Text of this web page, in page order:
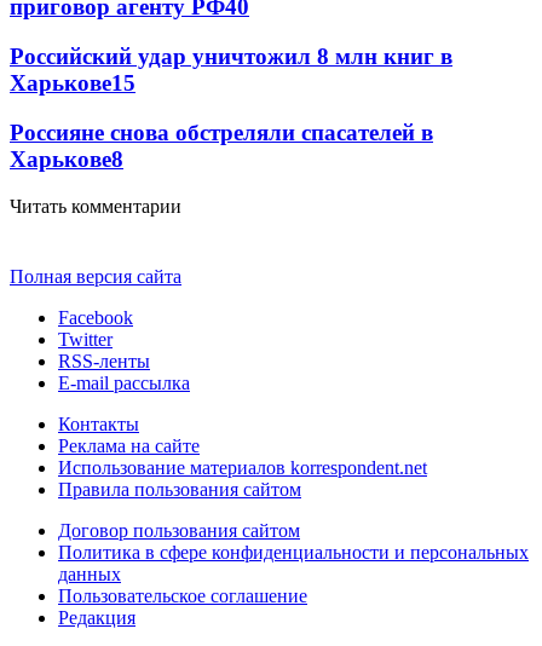
приговор агенту РФ40
Российский удар уничтожил 8 млн книг в
Харькове15
Россияне снова обстреляли спасателей в
Харькове8
Читать комментарии
Полная версия сайта
Facebook
Twitter
RSS-ленты
E-mail рассылка
Контакты
Реклама на сайте
Использование материалов korrespondent.net
Правила пользования сайтом
Договор пользования сайтом
Политика в сфере конфиденциальности и персональных
данных
Пользовательское соглашение
Редакция